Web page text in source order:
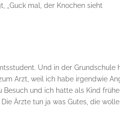
„Guck mal, der Knochen sieht
Und in der Grundschule
Arzt, weil ich habe irgendwie
Besuch und ich hatte als Kind
Ärzte tun ja was Gutes, die